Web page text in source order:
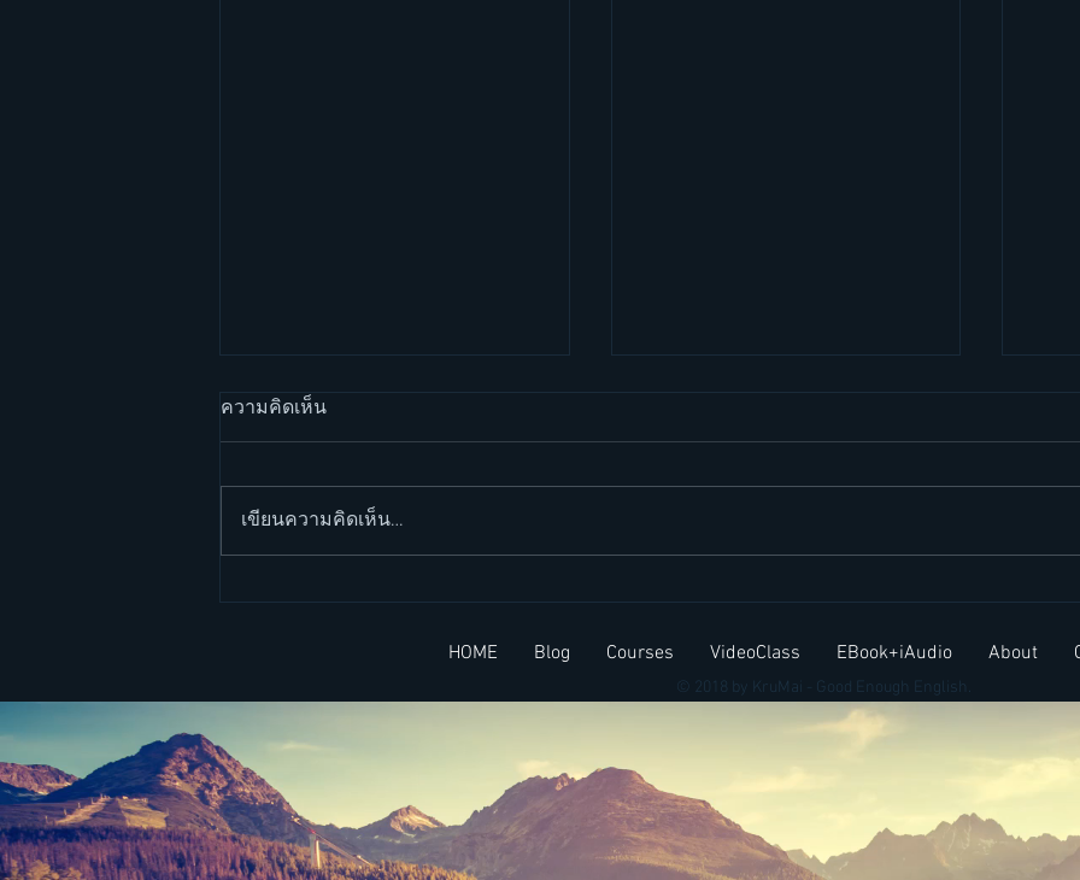
วิล สมิธ กับการสร้างกำแพง
สำนวนภาษาอังกฤษ Elephant
ประ
ความคิดเห็น
เขียนความคิดเห็น…
© 2018 by KruMai - Good Enough English.
HOME Blog Courses VideoClass EBook+iAudio About